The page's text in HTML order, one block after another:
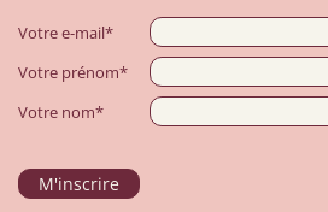
Votre e-mail*
Votre prénom*
Votre nom*